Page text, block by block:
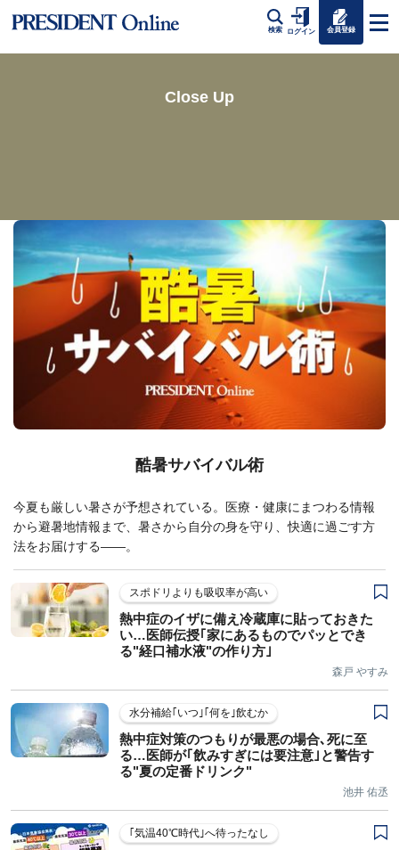
検索 ログイン 会員登録
Close Up
酷暑サバイバル術
今夏も厳しい暑さが予想されている。医療・健康にまつわる情報
から避暑地情報まで、暑さから自分の身を守り、快適に過ごす方
法をお届けする――。
スポドリよりも吸収率が高い
熱中症のイザに備え冷蔵庫に貼っておきた
い…医師伝授｢家にあるものでパッとでき
る"経口補水液"の作り方｣
森戸 やすみ
水分補給｢いつ｣｢何を｣飲むか
熱中症対策のつもりが最悪の場合､死に至
る…医師が｢飲みすぎには要注意｣と警告す
る"夏の定番ドリンク"
池井 佑丞
｢気温40℃時代｣へ待ったなし